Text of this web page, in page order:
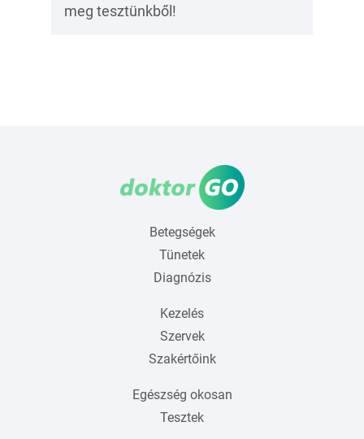
meg tesztünkből!
Betegségek
Tünetek
Diagnózis
Kezelés
Szervek
Szakértőink
Egészség okosan
Tesztek